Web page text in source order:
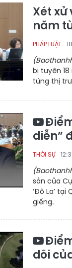
Xét xử
năm
PHÁP LUẬT
bị tuyên
túng thị
diễn”
THỜI SỰ
sản của
‘Đô La’
giếng.
dõi